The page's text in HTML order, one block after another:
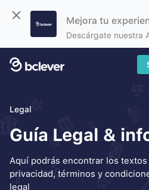
Mejora tu
Descárgate nuestra
Legal
Guía Legal &
Aquí podrás encontrar los
privacidad, términos y
legal